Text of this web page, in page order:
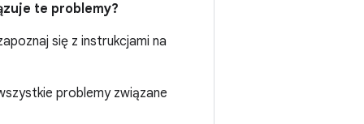
te problemy?
się z instrukcjami na
problemy związane